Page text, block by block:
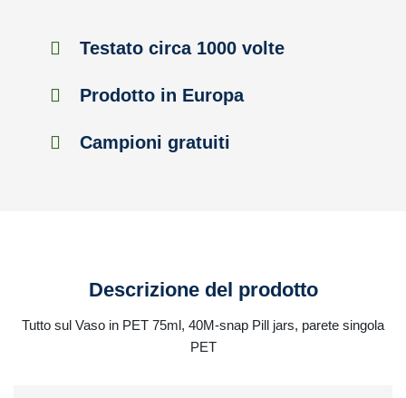
Testato circa 1000 volte
Prodotto in Europa
Campioni gratuiti
Descrizione del prodotto
Tutto sul Vaso in PET 75ml, 40M-snap Pill jars, parete singola
PET